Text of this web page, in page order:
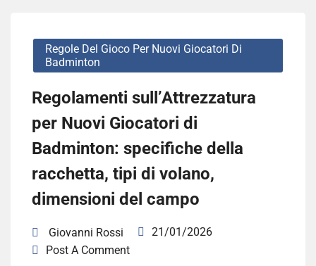
Regole Del Gioco Per Nuovi Giocatori Di
Badminton
Regolamenti sull’Attrezzatura
per Nuovi Giocatori di
Badminton: specifiche della
racchetta, tipi di volano,
dimensioni del campo
Giovanni Rossi
21/01/2026
Post A Comment